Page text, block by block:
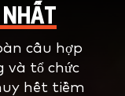
cầu hợp
và tổ chức
hết tiềm